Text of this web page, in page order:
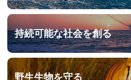
持続可能な社会を創る
野生生物を守る